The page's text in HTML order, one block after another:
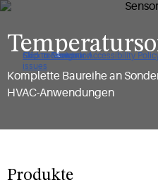
Click to view our Accessibility
issues
Skip to Navigation
Skip to Content
Skip to Search
Komplette Baureihe an
HVAC-Anwendungen
Produkte